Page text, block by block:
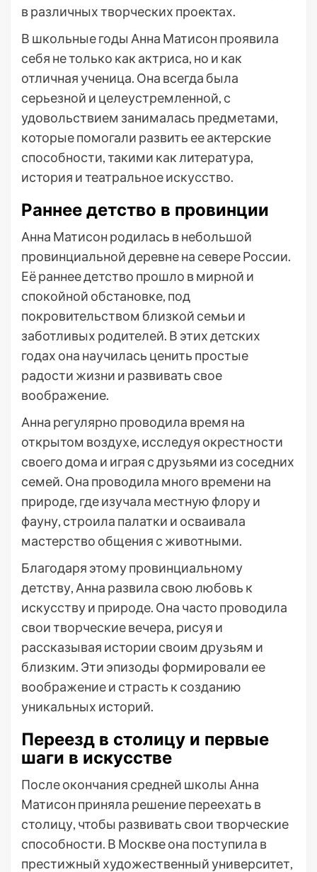
в различных творческих проектах.
В школьные годы Анна Матисон проявила
себя не только как актриса, но и как
отличная ученица. Она всегда была
серьезной и целеустремленной, с
удовольствием занималась предметами,
которые помогали развить ее актерские
способности, такими как литература,
история и театральное искусство.
Раннее детство в провинции
Анна Матисон родилась в небольшой
провинциальной деревне на севере России.
Её раннее детство прошло в мирной и
спокойной обстановке, под
покровительством близкой семьи и
заботливых родителей. В этих детских
годах она научилась ценить простые
радости жизни и развивать свое
воображение.
Анна регулярно проводила время на
открытом воздухе, исследуя окрестности
своего дома и играя с друзьями из соседних
семей. Она проводила много времени на
природе, где изучала местную флору и
фауну, строила палатки и осваивала
мастерство общения с животными.
Благодаря этому провинциальному
детству, Анна развила свою любовь к
искусству и природе. Она часто проводила
свои творческие вечера, рисуя и
рассказывая истории своим друзьям и
близким. Эти эпизоды формировали ее
воображение и страсть к созданию
уникальных историй.
Переезд в столицу и первые
шаги в искусстве
После окончания средней школы Анна
Матисон приняла решение переехать в
столицу, чтобы развивать свои творческие
способности. В Москве она поступила в
престижный художественный университет,